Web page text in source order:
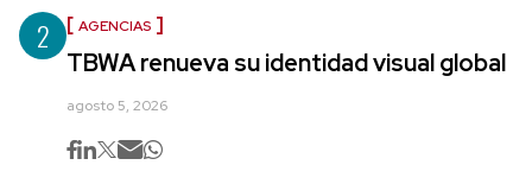
2 AGENCIAS
TBWA renueva su identidad visual global
agosto 5, 2026